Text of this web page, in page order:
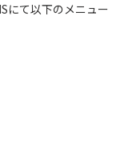
にて以下のメニュー